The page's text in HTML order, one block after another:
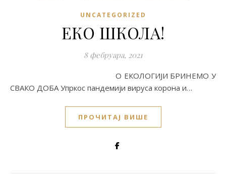
UNCATEGORIZED
ЕКО ШКОЛА!
8 фебруара, 2021
О ЕКОЛОГИЈИ БРИНЕМО У
СВАКО ДОБА Упркос пандемији вируса корона и…
ПРОЧИТАЈ ВИШЕ